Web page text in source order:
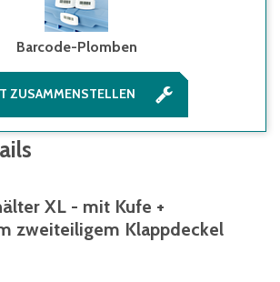
Barcode-Plomben
ZUSAMMENSTELLEN
XL - mit Kufe +
zweiteiligem Klappdeckel